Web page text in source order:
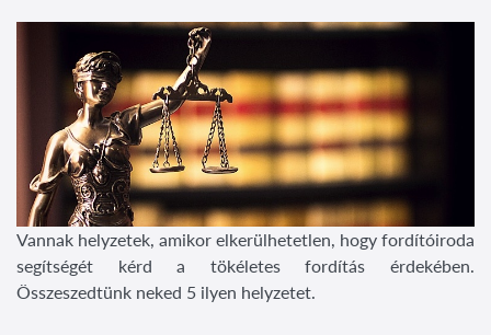
Vannak helyzetek, amikor elkerülhetetlen, hogy fordítóiroda
segítségét kérd a tökéletes fordítás érdekében.
Összeszedtünk neked 5 ilyen helyzetet.